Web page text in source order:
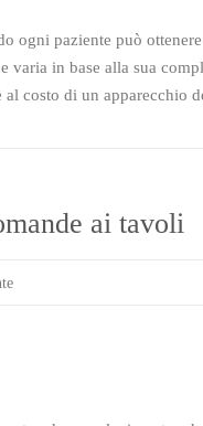
ogni paziente può
in base alla sua
costo di un
ai tavoli